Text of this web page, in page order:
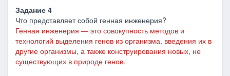
Задание 4
Что представляет собой генная инженерия?
Генная инженерия ― это совокупность методов и
технологий выделения генов из организма, введения их в
другие организмы, а также конструирования новых, не
существующих в природе генов.